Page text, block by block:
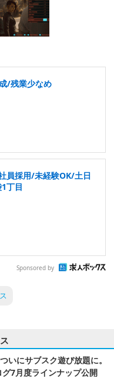
/残業少なめ
員採用/未経験OK/土日
丁目
Sponsored by
いにサブスク遊び放題に。
グ7月度ラインナップ公開